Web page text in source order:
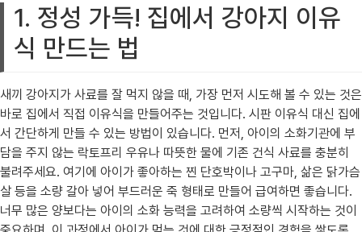
1. 정성 가득! 집에서 강아지 이유
식 만드는 법
새끼 강아지가 사료를 잘 먹지 않을 때, 가장 먼저 시도해 볼 수 있는 것은
바로 집에서 직접 이유식을 만들어주는 것입니다. 시판 이유식 대신 집에
서 간단하게 만들 수 있는 방법이 있습니다. 먼저, 아이의 소화기관에 부
담을 주지 않는 락토프리 우유나 따뜻한 물에 기존 건식 사료를 충분히
불려주세요. 여기에 아이가 좋아하는 찐 단호박이나 고구마, 삶은 닭가슴
살 등을 소량 갈아 넣어 부드러운 죽 형태로 만들어 급여하면 좋습니다.
너무 많은 양보다는 아이의 소화 능력을 고려하여 소량씩 시작하는 것이